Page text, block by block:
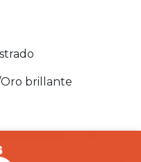
Oro brillante